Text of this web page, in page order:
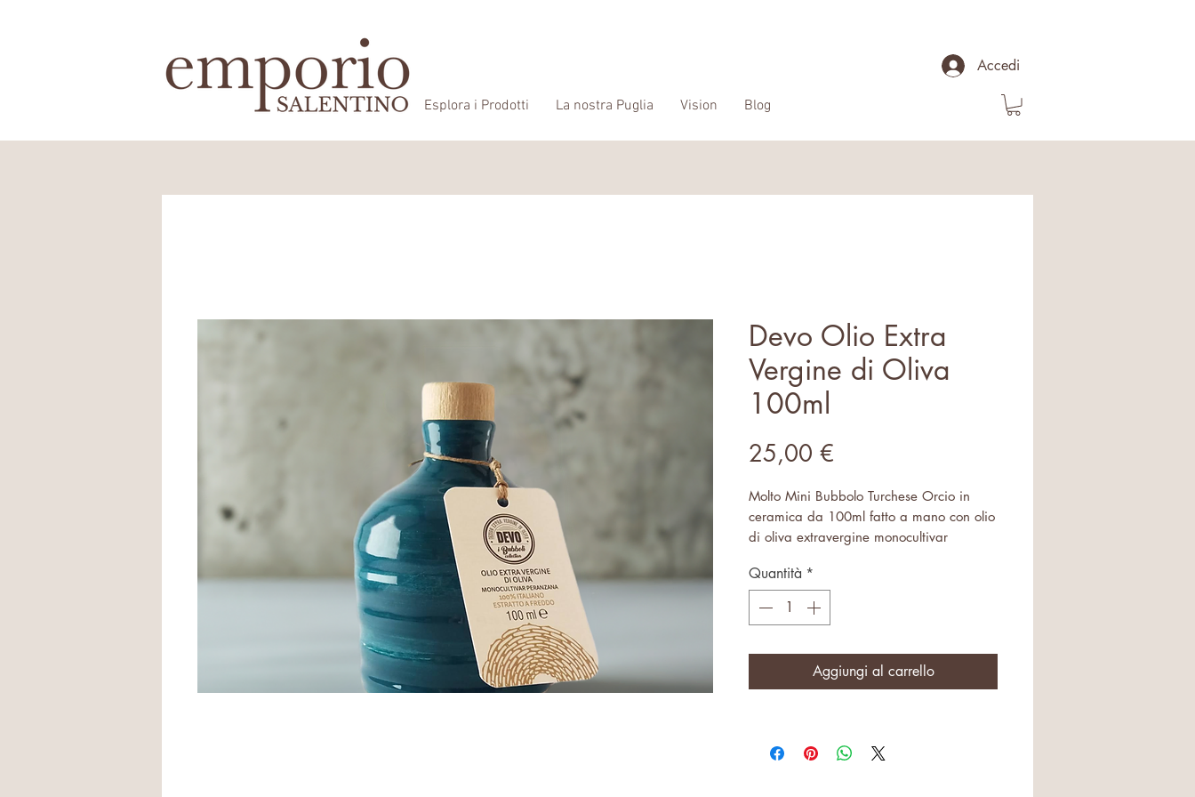
Accedi
Esplora i Prodotti La nostra Puglia Vision Blog
Devo Olio Extra
Vergine di Oliva
100ml
25,00 €
Molto Mini Bubbolo Turchese Orcio in
ceramica da 100ml fatto a mano con olio
di oliva extravergine monocultivar
Quantità *
Aggiungi al carrello